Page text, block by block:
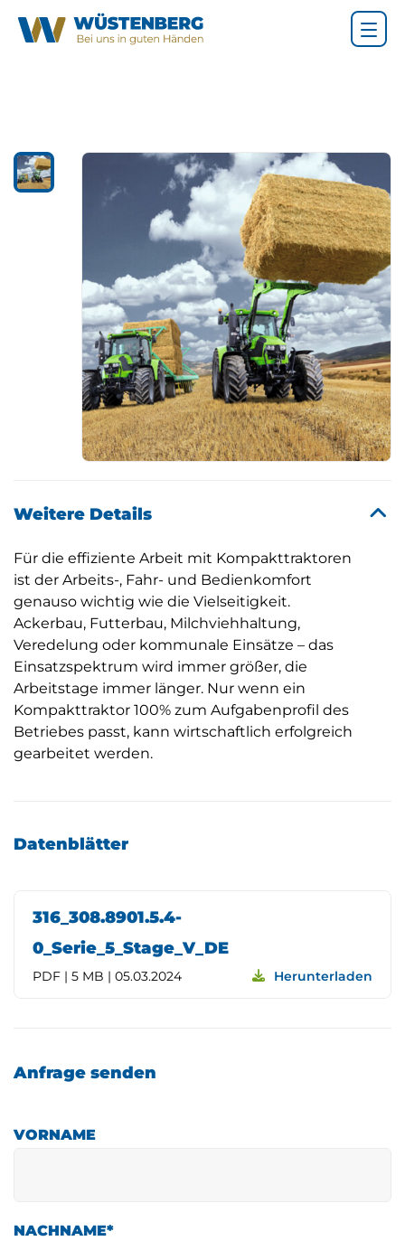
Weitere Details
Für die effiziente Arbeit mit Kompakttraktoren
ist der Arbeits-, Fahr- und Bedienkomfort
genauso wichtig wie die Vielseitigkeit.
Ackerbau, Futterbau, Milchviehhaltung,
Veredelung oder kommunale Einsätze – das
Einsatzspektrum wird immer größer, die
Arbeitstage immer länger. Nur wenn ein
Kompakttraktor 100% zum Aufgabenprofil des
Betriebes passt, kann wirtschaftlich erfolgreich
gearbeitet werden.
Datenblätter
316_308.8901.5.4-
0_Serie_5_Stage_V_DE
PDF | 5 MB | 05.03.2024 Herunterladen
Anfrage senden
VORNAME
NACHNAME*